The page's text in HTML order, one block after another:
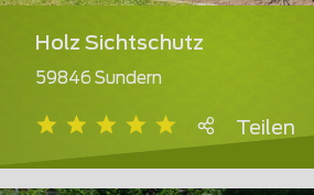
Holz Sichtschutz
59846 Sundern
Teilen